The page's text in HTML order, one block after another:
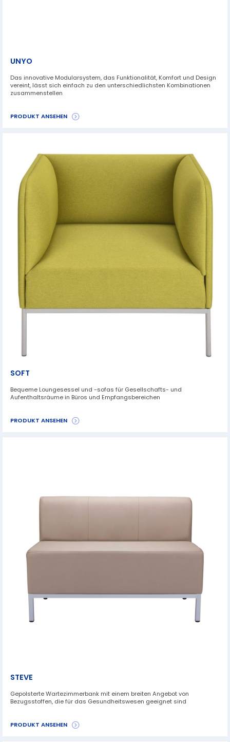
UNYO
Das innovative Modularsystem, das Funktionalität, Komfort und Design
vereint, lässt sich einfach zu den unterschiedlichsten Kombinationen
zusammenstellen
PRODUKT ANSEHEN
SOFT
Bequeme Loungesessel und -sofas für Gesellschafts- und
Aufenthaltsräume in Büros und Empfangsbereichen
PRODUKT ANSEHEN
STEVE
Gepolsterte Wartezimmerbank mit einem breiten Angebot von
Bezugsstoffen, die für das Gesundheitswesen geeignet sind
PRODUKT ANSEHEN